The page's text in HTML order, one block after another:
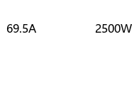
69.5A 2500W